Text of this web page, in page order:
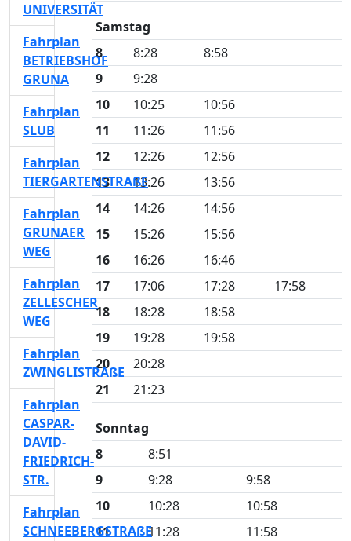
Samstag
8
8:28
8:58
9
9:28
10
10:25
10:56
11
11:26
11:56
12
12:26
12:56
13
13:26
13:56
14
14:26
14:56
15
15:26
15:56
16
16:26
16:46
17
17:06 17:28
17:58
18
18:28
18:58
19
19:28
19:58
20
20:28
21
21:23
Sonntag
8
8:51
9
9:28
9:58
10
10:28
10:58
11
11:28
11:58
UNIVERSITÄT
Fahrplan
BETRIEBSHOF
GRUNA
Fahrplan
SLUB
Fahrplan
TIERGARTENSTRAßE
Fahrplan
GRUNAER
WEG
Fahrplan
ZELLESCHER
WEG
Fahrplan
ZWINGLISTRAßE
Fahrplan
CASPAR-
DAVID-
FRIEDRICH-
STR.
Fahrplan
SCHNEEBERGSTRAßE